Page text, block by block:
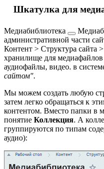
Шкатулка для
Медиабиблиотека
административной части
Контент > Структура сайта
хранилище для медиафайлов
аудиофайлы, видео. в
сайтом".
Мы можем создать любую
затем легко обращаться к
контентом. Вместо папки в
понятие Коллекция. А
группируются по типам
аудио):